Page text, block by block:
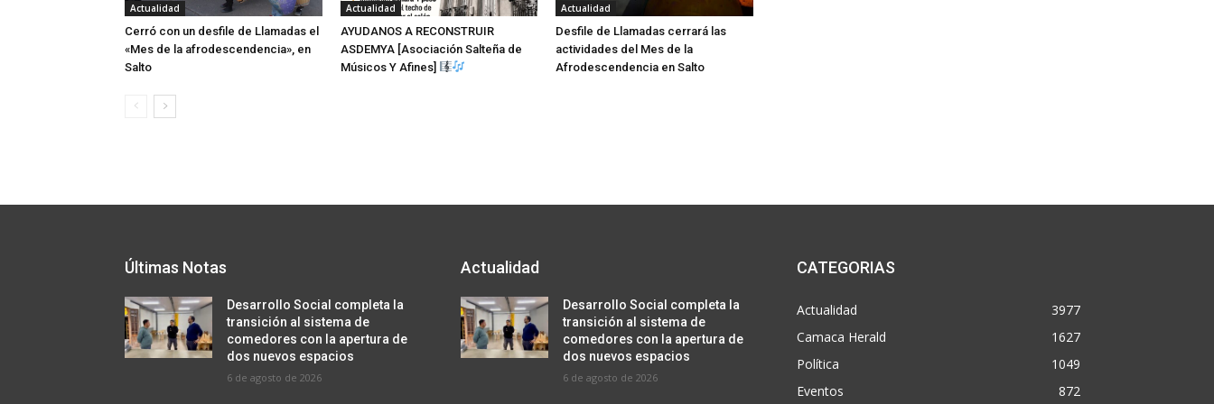
Actualidad
Cerró con un desfile de Llamadas el
«Mes de la afrodescendencia», en
Salto
Actualidad
AYUDANOS A RECONSTRUIR
ASDEMYA [Asociación Salteña de
Músicos Y Afines]
Actualidad
Desfile de Llamadas cerrará las
actividades del Mes de la
Afrodescendencia en Salto
Últimas Notas
Desarrollo Social completa la
transición al sistema de
comedores con la apertura de
dos nuevos espacios
6 de agosto de 2026
Actualidad
Desarrollo Social completa la
transición al sistema de
comedores con la apertura de
dos nuevos espacios
6 de agosto de 2026
CATEGORIAS
Actualidad
3977
Camaca Herald
1627
Política
1049
Eventos
872